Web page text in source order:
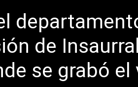
de
se grabó el